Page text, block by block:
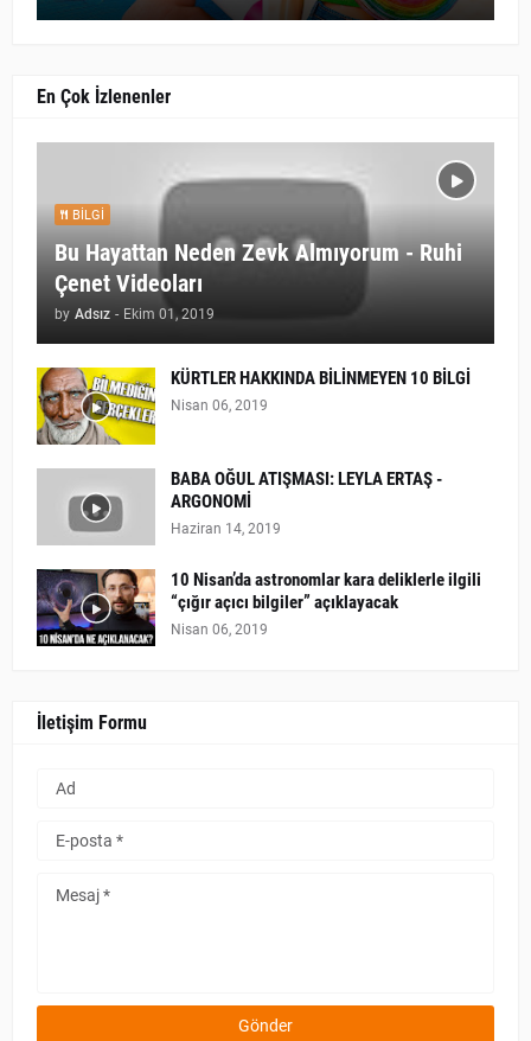
En Çok İzlenenler
BILGI
Bu Hayattan Neden Zevk Almıyorum - Ruhi
Çenet Videoları
by Adsız - Ekim 01, 2019
KÜRTLER HAKKINDA BİLİNMEYEN 10 BİLGİ
Nisan 06, 2019
BABA OĞUL ATIŞMASI: LEYLA ERTAŞ -
ARGONOMİ
Haziran 14, 2019
10 Nisan’da astronomlar kara deliklerle ilgili
“çığır açıcı bilgiler” açıklayacak
Nisan 06, 2019
İletişim Formu